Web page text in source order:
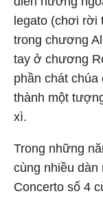
legato (chơi rời
trong chương
tay ở chương
phần chát chúa
thành một
xì.
Trong những
cùng nhiều dàn
Concerto số 4